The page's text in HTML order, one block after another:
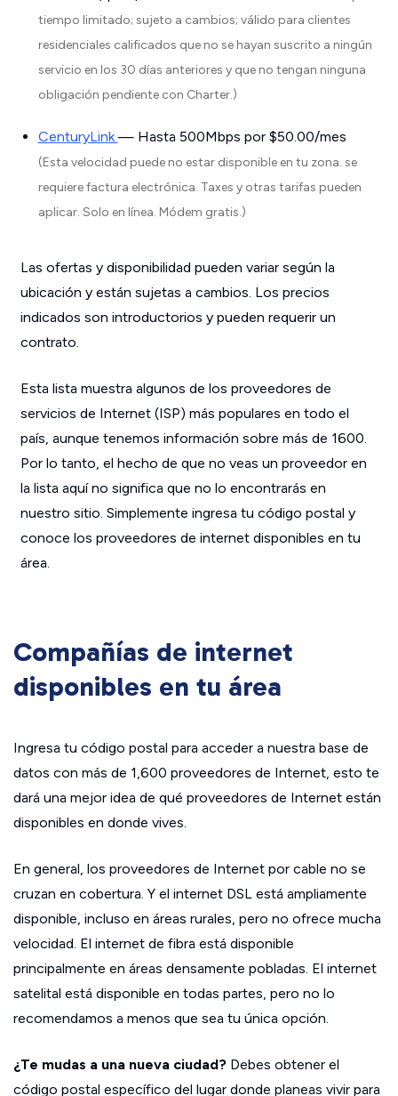
tiempo limitado; sujeto a cambios; válido para clientes
residenciales calificados que no se hayan suscrito a ningún
servicio en los 30 días anteriores y que no tengan ninguna
obligación pendiente con Charter.)
CenturyLink — Hasta 500Mbps por $50.00/mes
(Esta velocidad puede no estar disponible en tu zona. se
requiere factura electrónica. Taxes y otras tarifas pueden
aplicar. Solo en línea. Módem gratis.)
Las ofertas y disponibilidad pueden variar según la
ubicación y están sujetas a cambios. Los precios
indicados son introductorios y pueden requerir un
contrato.
Esta lista muestra algunos de los proveedores de
servicios de Internet (ISP) más populares en todo el
país, aunque tenemos información sobre más de 1600.
Por lo tanto, el hecho de que no veas un proveedor en
la lista aquí no significa que no lo encontrarás en
nuestro sitio. Simplemente ingresa tu código postal y
conoce los proveedores de internet disponibles en tu
área.
Compañías de internet
disponibles en tu área
Ingresa tu código postal para acceder a nuestra base de
datos con más de 1,600 proveedores de Internet, esto te
dará una mejor idea de qué proveedores de Internet están
disponibles en donde vives.
En general, los proveedores de Internet por cable no se
cruzan en cobertura. Y el internet DSL está ampliamente
disponible, incluso en áreas rurales, pero no ofrece mucha
velocidad. El internet de fibra está disponible
principalmente en áreas densamente pobladas. El internet
satelital está disponible en todas partes, pero no lo
recomendamos a menos que sea tu única opción.
¿Te mudas a una nueva ciudad? Debes obtener el
código postal específico del lugar donde planeas vivir para